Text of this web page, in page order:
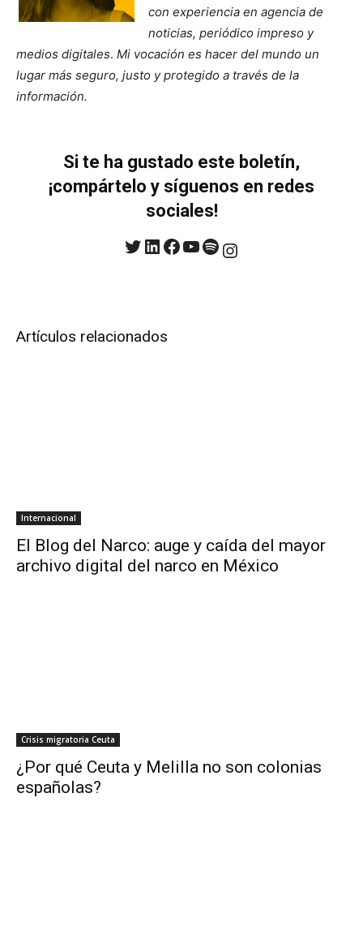
con experiencia en agencia de
noticias, periódico impreso y
medios digitales. Mi vocación es hacer del mundo un
lugar más seguro, justo y protegido a través de la
información.
Si te ha gustado este boletín,
¡compártelo y síguenos en redes
sociales!
Twitter
LinkedIn
Facebook
YouTube
Spotify
Instagram
Artículos relacionados
Internacional
El Blog del Narco: auge y caída del mayor
archivo digital del narco en México
Crisis migratoria Ceuta
¿Por qué Ceuta y Melilla no son colonias
españolas?